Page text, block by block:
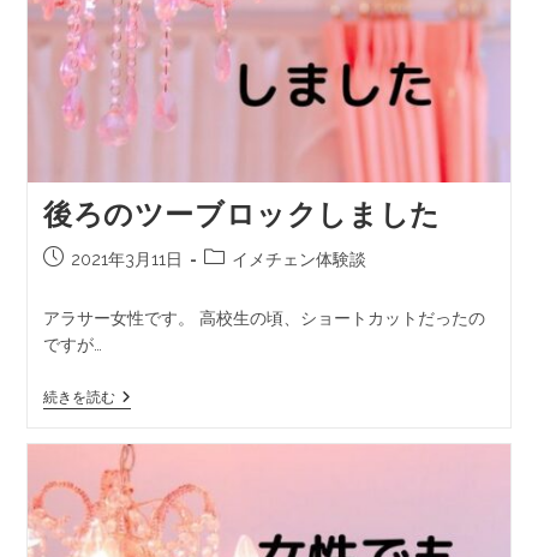
後ろのツーブロックしました
2021年3月11日 イメチェン体験談
アラサー女性です。 高校生の頃、ショートカットだったの
ですが…
続きを読む